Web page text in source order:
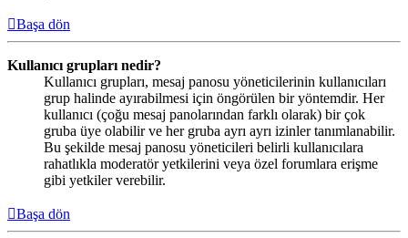
Başa dön
Kullanıcı grupları nedir?
Kullanıcı grupları, mesaj panosu yöneticilerinin kullanıcıları
grup halinde ayırabilmesi için öngörülen bir yöntemdir. Her
kullanıcı (çoğu mesaj panolarından farklı olarak) bir çok
gruba üye olabilir ve her gruba ayrı ayrı izinler tanımlanabilir.
Bu şekilde mesaj panosu yöneticileri belirli kullanıcılara
rahatlıkla moderatör yetkilerini veya özel forumlara erişme
gibi yetkiler verebilir.
Başa dön